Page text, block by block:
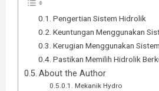
Pengertian Sistem Hidrolik
Keuntungan Menggunakan
Kerugian Menggunakan
Pastikan Memilih Hidrolik
About the Author
Mekanik Hydro